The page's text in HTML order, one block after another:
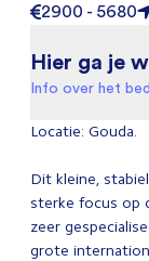
2900 - 5680
Hier ga je
Info over het
Locatie: Gouda.
Dit kleine,
sterke focus op
zeer
grote